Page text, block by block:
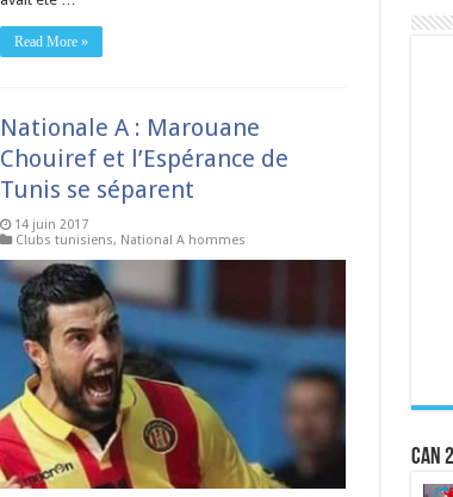
Read More »
Nationale A : Marouane
Chouiref et l’Espérance de
Tunis se séparent
14 juin 2017
Clubs tunisiens, National A hommes
CAN